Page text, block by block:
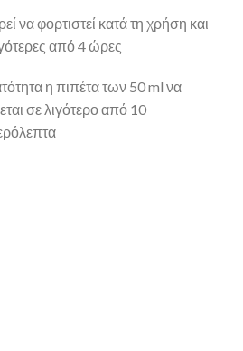
να φορτιστεί κατά τη χρήση και
από 4 ώρες
η πιπέτα των 50 ml να
σε λιγότερο από 10